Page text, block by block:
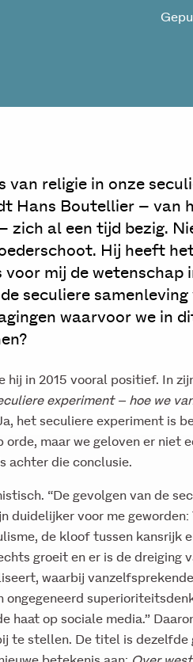
van religie in onze
Hans Boutellier – van
zich al een tijd bezig.
Hij heeft
voor mij de wetenschap
de seculiere
waarvoor we in
hij in 2015 vooral positief. In
experiment – hoe we
het seculiere experiment is
orde, maar we geloven er niet
achter die conclusie.
“De gevolgen van de
duidelijker voor me
de kloof tussen kansrijk
groeit en er is de dreiging
waarbij
ongegeneerd
haat op sociale media.”
te stellen. De titel is dezelfde